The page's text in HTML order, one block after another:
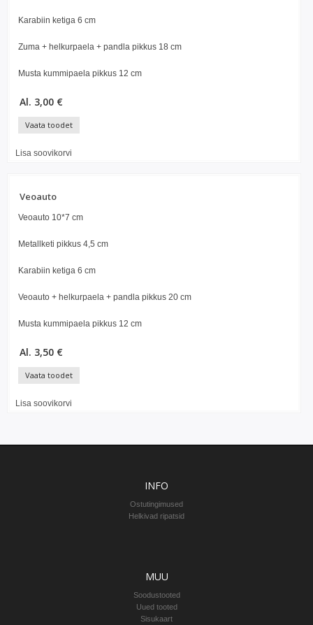
Karabiin ketiga 6 cm
Zuma + helkurpaela + pandla pikkus 18 cm
Musta kummipaela pikkus 12 cm
Al. 3,00 €
Vaata toodet
Lisa soovikorvi
Veoauto
Veoauto 10*7 cm
Metallketi pikkus 4,5 cm
Karabiin ketiga 6 cm
Veoauto + helkurpaela + pandla pikkus 20 cm
Musta kummipaela pikkus 12 cm
Al. 3,50 €
Vaata toodet
Lisa soovikorvi
INFO
Ostutingimused
Helkivad ripatsid
MUU
Soodustooted
Uued tooted
Sisukaart